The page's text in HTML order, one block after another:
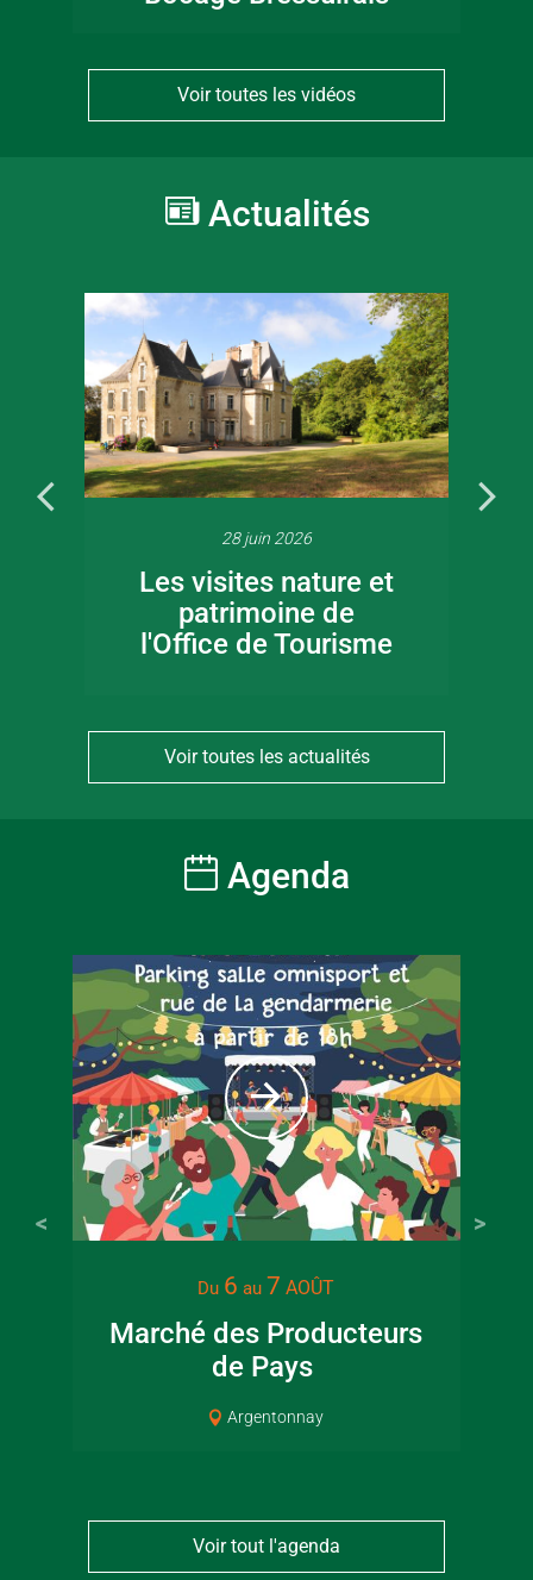
Voir toutes les vidéos
Actualités
28 juin 2026
Les visites nature et
patrimoine de
l'Office de Tourisme
Voir toutes les actualités
Agenda
Du 6 au 7 AOÛT
Marché des Producteurs
de Pays
Argentonnay
Voir tout l'agenda